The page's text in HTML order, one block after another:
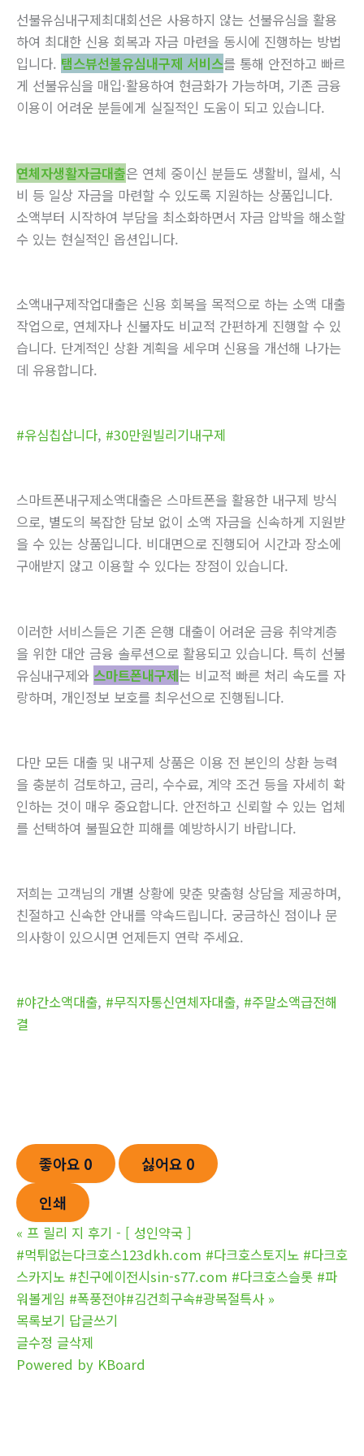
선불유심내구제최대회선은 사용하지 않는 선불유심을 활용
하여 최대한 신용 회복과 자금 마련을 동시에 진행하는 방법
입니다. 탬스뷰선불유심내구제 서비스를 통해 안전하고 빠르
게 선불유심을 매입·활용하여 현금화가 가능하며, 기존 금융
이용이 어려운 분들에게 실질적인 도움이 되고 있습니다.
연체자생활자금대출은 연체 중이신 분들도 생활비, 월세, 식
비 등 일상 자금을 마련할 수 있도록 지원하는 상품입니다.
소액부터 시작하여 부담을 최소화하면서 자금 압박을 해소할
수 있는 현실적인 옵션입니다.
소액내구제작업대출은 신용 회복을 목적으로 하는 소액 대출
작업으로, 연체자나 신불자도 비교적 간편하게 진행할 수 있
습니다. 단계적인 상환 계획을 세우며 신용을 개선해 나가는
데 유용합니다.
#유심칩삽니다, #30만원빌리기내구제
스마트폰내구제소액대출은 스마트폰을 활용한 내구제 방식
으로, 별도의 복잡한 담보 없이 소액 자금을 신속하게 지원받
을 수 있는 상품입니다. 비대면으로 진행되어 시간과 장소에
구애받지 않고 이용할 수 있다는 장점이 있습니다.
이러한 서비스들은 기존 은행 대출이 어려운 금융 취약계층
을 위한 대안 금융 솔루션으로 활용되고 있습니다. 특히 선불
유심내구제와 스마트폰내구제는 비교적 빠른 처리 속도를 자
랑하며, 개인정보 보호를 최우선으로 진행됩니다.
다만 모든 대출 및 내구제 상품은 이용 전 본인의 상환 능력
을 충분히 검토하고, 금리, 수수료, 계약 조건 등을 자세히 확
인하는 것이 매우 중요합니다. 안전하고 신뢰할 수 있는 업체
를 선택하여 불필요한 피해를 예방하시기 바랍니다.
저희는 고객님의 개별 상황에 맞춘 맞춤형 상담을 제공하며,
친절하고 신속한 안내를 약속드립니다. 궁금하신 점이나 문
의사항이 있으시면 언제든지 연락 주세요.
#야간소액대출, #무직자통신연체자대출, #주말소액급전해
결
좋아요 0 싫어요 0
인쇄
« 프 릴리 지 후기 - [ 성인약국 ]
#먹튀없는다크호스123dkh.com #다크호스토지노 #다크호
스카지노 #친구에이전시sin-s77.com #다크호스슬롯 #파
워볼게임 #폭풍전야#김건희구속#광복절특사 »
목록보기 답글쓰기
글수정 글삭제
Powered by KBoard